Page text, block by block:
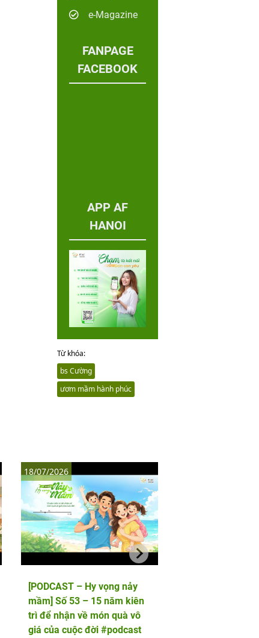
e-Magazine
FANPAGE
FACEBOOK
APP AF
HANOI
Từ khóa:
bs Cường
ươm mầm hành phúc
[PODCAST – Hy vọng nảy
mầm] Số 53 – 15 năm kiên
trì để nhận về món quà vô
giá của cuộc đời #podcast
18/07/2026